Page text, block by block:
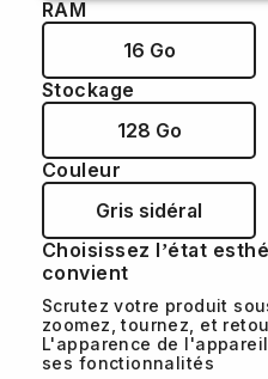
RAM
16 Go
Stockage
128 Go
Couleur
Gris sidéral
Choisissez l’état
convient
Scrutez votre produit
zoomez, tournez, et
L'apparence de
ses fonctionnalités